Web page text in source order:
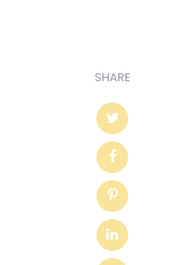
SHARE